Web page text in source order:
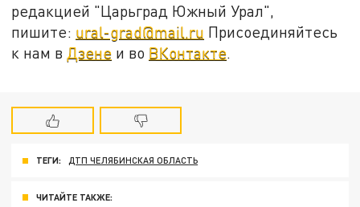
редакцией "Царьград Южный Урал",
пишите: ural-grad@mail.ru Присоединяйтесь
к нам в Дзене и во ВКонтакте.
ТЕГИ: ДТП ЧЕЛЯБИНСКАЯ ОБЛАСТЬ
ЧИТАЙТЕ ТАКЖЕ: